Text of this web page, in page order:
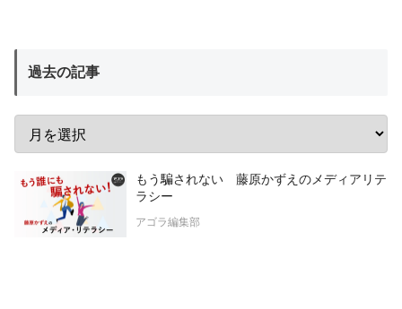
過去の記事
もう騙されない 藤原かずえのメディアリテ
ラシー
アゴラ編集部